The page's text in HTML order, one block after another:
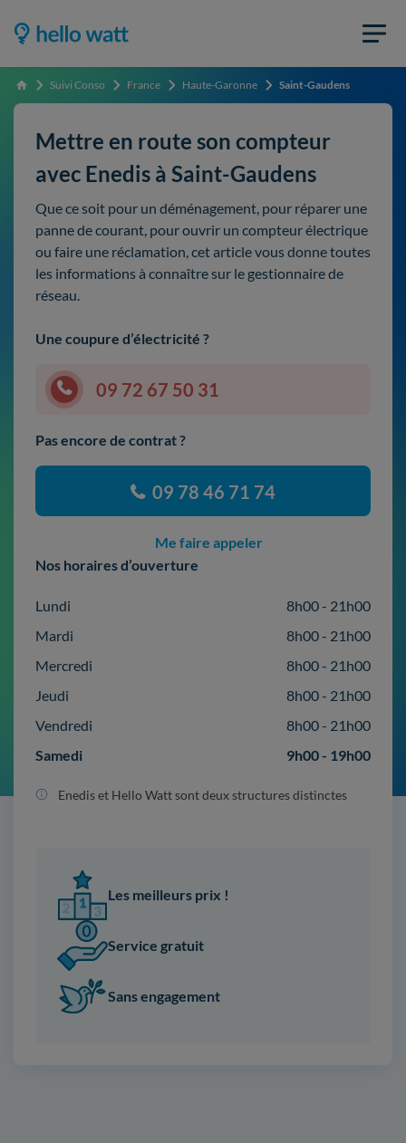
Accueil Suivi Conso France Haute-Garonne Saint-Gaudens
Mettre en route son compteur
avec Enedis à Saint-Gaudens
Que ce soit pour un déménagement, pour réparer une
panne de courant, pour ouvrir un compteur électrique
ou faire une réclamation, cet article vous donne toutes
les informations à connaître sur le gestionnaire de
réseau.
Une coupure d’électricité ?
09 72 67 50 31
Pas encore de contrat ?
09 78 46 71 74
Me faire appeler
Nos horaires d’ouverture
Lundi
8h00 - 21h00
Mardi
8h00 - 21h00
Mercredi
8h00 - 21h00
Jeudi
8h00 - 21h00
Vendredi
8h00 - 21h00
Samedi
9h00 - 19h00
Enedis et Hello Watt sont deux structures distinctes
Les meilleurs prix !
Service gratuit
Sans engagement